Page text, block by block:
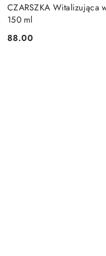
CZARSZKA Witalizująca
150 ml
Cena:
88.00